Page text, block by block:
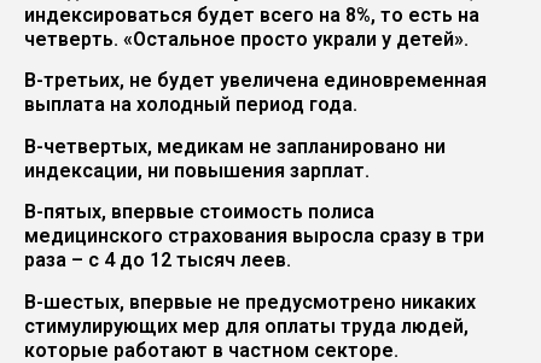
индексироваться будет всего на 8%, то есть на
четверть. «Остальное просто украли у детей».
В-третьих, не будет увеличена единовременная
выплата на холодный период года.
В-четвертых, медикам не запланировано ни
индексации, ни повышения зарплат.
В-пятых, впервые стоимость полиса
медицинского страхования выросла сразу в три
раза – с 4 до 12 тысяч леев.
В-шестых, впервые не предусмотрено никаких
стимулирующих мер для оплаты труда людей,
которые работают в частном секторе.